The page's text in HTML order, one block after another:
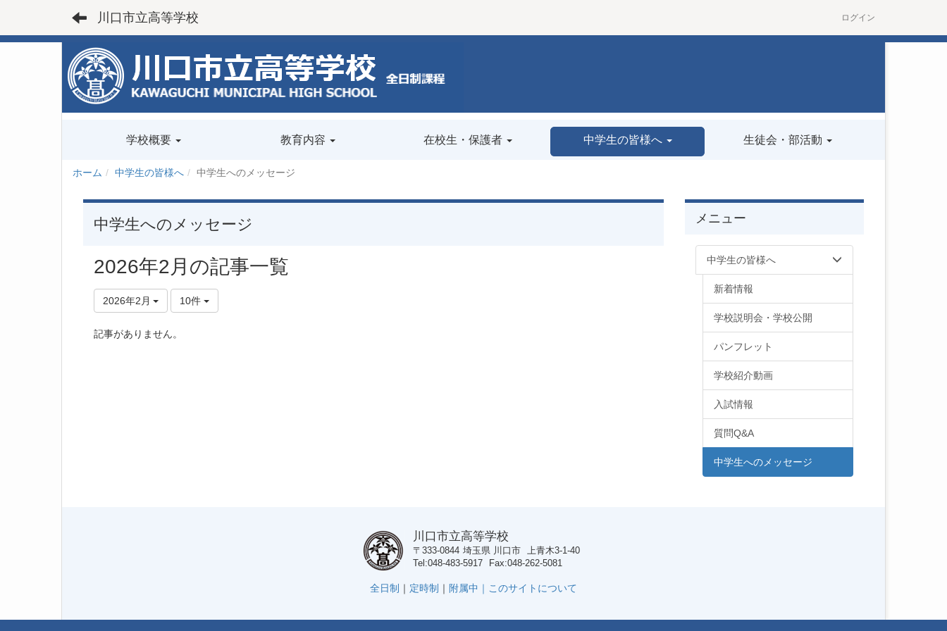
川口市立高等学校 ログイン
学校概要 教育内容 在校生・保護者 中学生の皆様へ 生徒会・部活動
ホーム 中学生の皆様へ 中学生へのメッセージ
中学生へのメッセージ
2026年2月の記事一覧
2026年2月 10件
記事がありません。
メニュー
中学生の皆様へ
新着情報
学校説明会・学校公開
パンフレット
学校紹介動画
入試情報
質問Q&A
中学生へのメッセージ
川口市立高等学校
〒333-0844 埼玉県 川口市 上青木3-1-40
Tel 048-483-5917 Fax 048-262-5081
全日制 ｜ 定時制 ｜ 附属中｜ このサイトについて